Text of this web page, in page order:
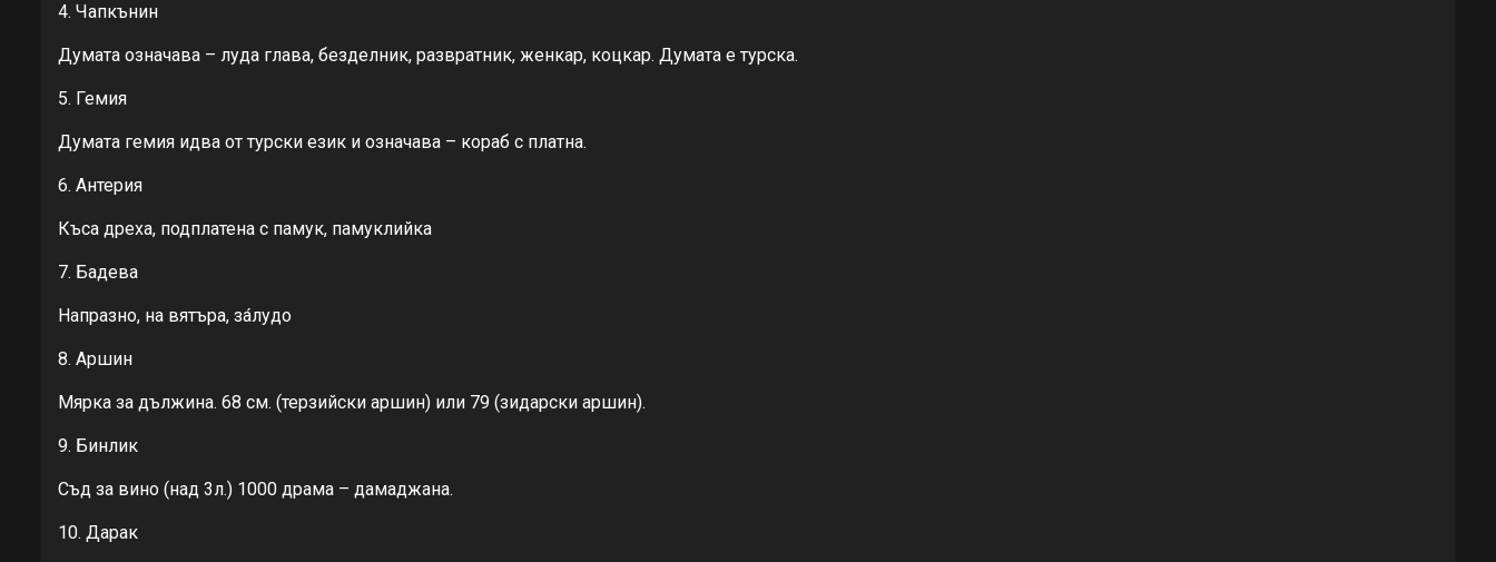
4. Чапкънин
Думата означава – луда глава, безделник, развратник, женкар, коцкар. Думата е турска.
5. Гемия
Думата гемия идва от турски език и означава – кораб с платна.
6. Антерия
Къса дреха, подплатена с памук, памуклийка
7. Бадева
Напразно, на вятъра, за́лудо
8. Аршин
Мярка за дължина. 68 см. (терзийски аршин) или 79 (зидарски аршин).
9. Бинлик
Съд за вино (над 3л.) 1000 драма – дамаджана.
10. Дарак